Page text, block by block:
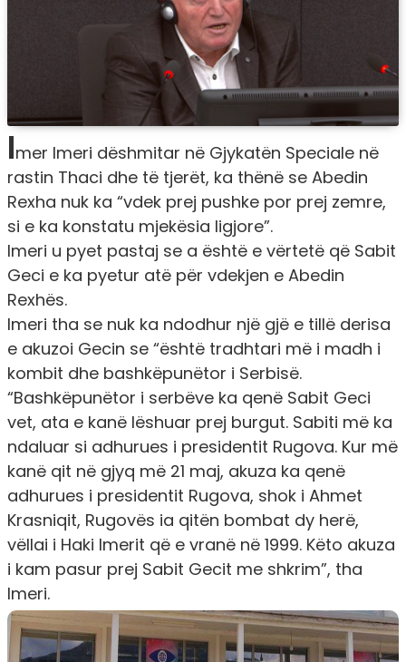
Imer Imeri dëshmitar në Gjykatën Speciale në
rastin Thaci dhe të tjerët, ka thënë se Abedin
Rexha nuk ka “vdek prej pushke por prej zemre,
si e ka konstatu mjekësia ligjore”.
Imeri u pyet pastaj se a është e vërtetë që Sabit
Geci e ka pyetur atë për vdekjen e Abedin
Rexhës.
Imeri tha se nuk ka ndodhur një gjë e tillë derisa
e akuzoi Gecin se “është tradhtari më i madh i
kombit dhe bashkëpunëtor i Serbisë.
“Bashkëpunëtor i serbëve ka qenë Sabit Geci
vet, ata e kanë lëshuar prej burgut. Sabiti më ka
ndaluar si adhurues i presidentit Rugova. Kur më
kanë qit në gjyq më 21 maj, akuza ka qenë
adhurues i presidentit Rugova, shok i Ahmet
Krasniqit, Rugovës ia qitën bombat dy herë,
vëllai i Haki Imerit që e vranë në 1999. Këto akuza
i kam pasur prej Sabit Gecit me shkrim”, tha
Imeri.